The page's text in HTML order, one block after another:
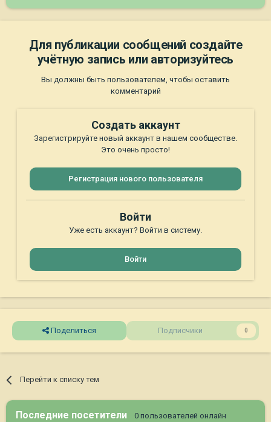
Для публикации сообщений создайте
учётную запись или авторизуйтесь
Вы должны быть пользователем, чтобы оставить
комментарий
Создать аккаунт
Зарегистрируйте новый аккаунт в нашем сообществе.
Это очень просто!
Регистрация нового пользователя
Войти
Уже есть аккаунт? Войти в систему.
Войти
Поделиться Подписчики 0
Перейти к списку тем
Последние посетители 0 пользователей онлайн